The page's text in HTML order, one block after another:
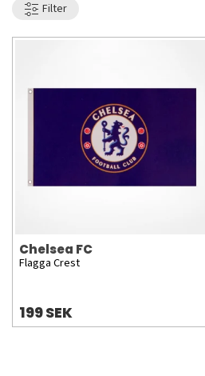
Filter
Chelsea FC
Flagga Crest
199 SEK